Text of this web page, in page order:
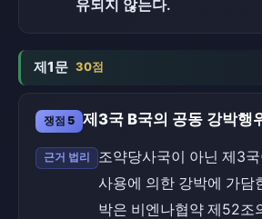
유되지 않는다.
제1문 30점
쟁점 5 제3국 B국의 공동 강박행
근거 법리
조약당사국이 아닌 제3국
사용에 의한 강박에 가담
박은 비엔나협약 제52조